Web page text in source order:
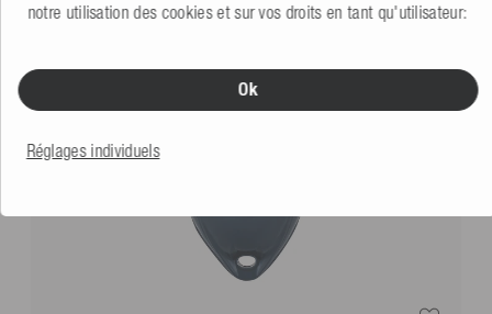
notre utilisation des cookies et sur vos droits en tant qu'utilisateur:
Ok
Réglages individuels